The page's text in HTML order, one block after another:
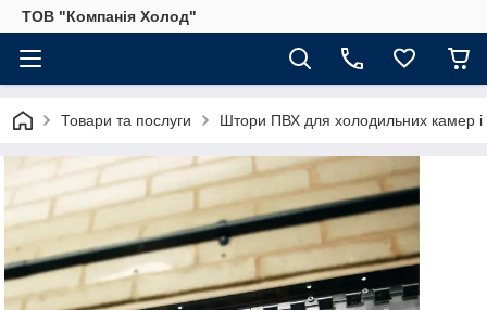
ТОВ "Компанія Холод"
Товари та послуги Штори ПВХ для холодильних камер і